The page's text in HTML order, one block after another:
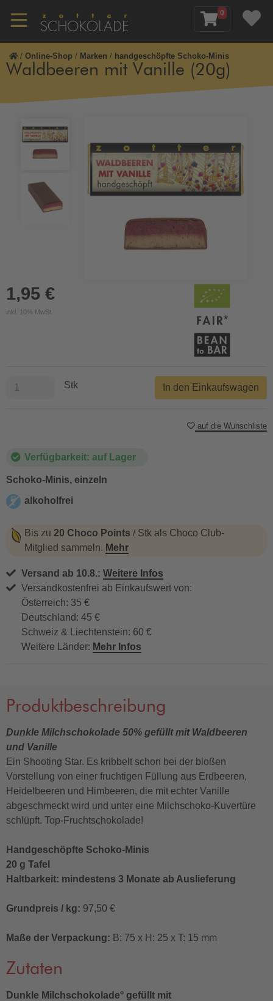
0
/ Online-Shop / Marken / handgeschöpfte Schoko-Minis
Waldbeeren mit Vanille (20g)
1,95 €
inkl. 10% MwSt.
Verfügbarkeit: auf Lager
Schoko-Minis, einzeln
alkoholfrei
Bis zu 20 Choco Points / Stk als Choco Club-
Mitglied sammeln. Mehr
Versand ab 10.8.: Weitere Infos
Versandkostenfrei ab Einkaufswert von:
Österreich: 35 €
Deutschland: 45 €
Schweiz & Liechtenstein: 60 €
Weitere Länder: Mehr Infos
Stk In den Einkaufswagen
auf die Wunschliste
Produktbeschreibung
Dunkle Milchschokolade 50% gefüllt mit Waldbeeren
und Vanille
Ein Shooting Star. Es kribbelt schon bei der bloßen
Vorstellung von einer fruchtigen Füllung aus Erdbeeren,
Heidelbeeren und Himbeeren, die mit echter Vanille
abgeschmeckt wird und unter eine Milchschoko-Kuvertüre
schlüpft. Top-Fruchtschokolade!
Handgeschöpfte Schoko-Minis
20 g Tafel
Haltbarkeit: mindestens 3 Monate ab Auslieferung
Grundpreis / kg: 97,50 €
Maße der Verpackung: B: 75 x H: 25 x T: 15 mm
Zutaten
Dunkle Milchschokolade° gefüllt mit